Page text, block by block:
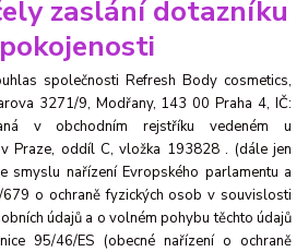
zaslání dotazníku
společnosti Refresh Body cosmetics,
3271/9, Modřany, 143 00 Praha 4, IČ:
v obchodním rejstříku vedeném u
Praze, oddíl C, vložka 193828 . (dále jen
smyslu nařízení Evropského parlamentu a
679 o ochraně fyzických osob v souvislosti
údajů a o volném pohybu těchto údajů
95/46/ES (obecné nařízení o ochraně